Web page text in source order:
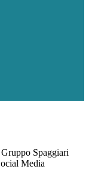
Spaggiari
Media